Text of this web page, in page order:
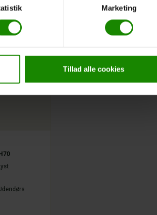
Marketing
Tillad alle cookies